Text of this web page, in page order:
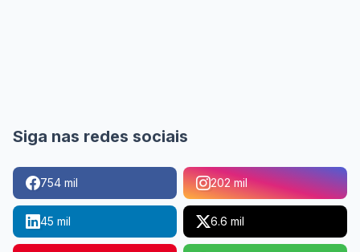
Siga nas redes sociais
754 mil 202 mil
45 mil 6.6 mil